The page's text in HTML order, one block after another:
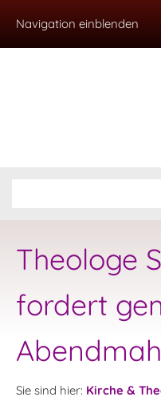
Navigation einblenden
Theologe
fordert
Sie sind hier: Kirche &